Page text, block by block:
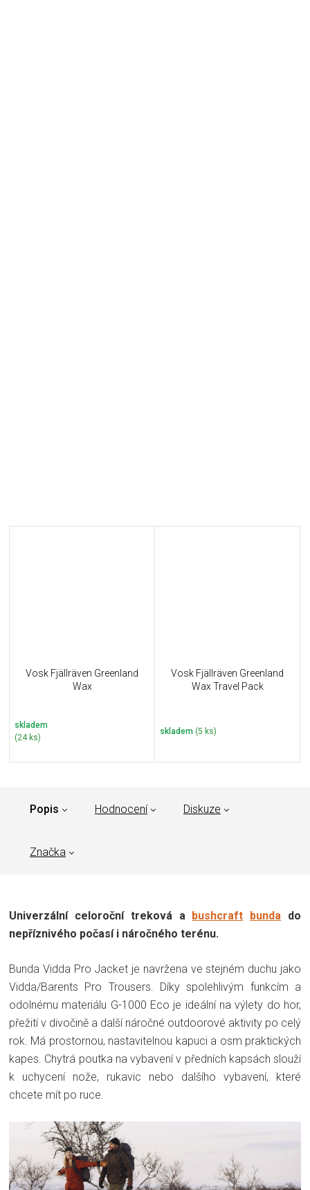
Vosk Fjällräven Greenland
Wax
skladem
(24 ks)
Vosk Fjällräven Greenland
Wax Travel Pack
skladem (5 ks)
Popis Hodnocení Diskuze
Značka
Univerzální celoroční treková a bushcraft bunda do
nepříznivého počasí i náročného terénu.
Bunda Vidda Pro Jacket je navržena ve stejném duchu jako
Vidda/Barents Pro Trousers. Díky spolehlivým funkcím a
odolnému materiálu G-1000 Eco je ideální na výlety do hor,
přežití v divočině a další náročné outdoorové aktivity po celý
rok. Má prostornou, nastavitelnou kapuci a osm praktických
kapes. Chytrá poutka na vybavení v předních kapsách slouží
k uchycení nože, rukavic nebo dalšího vybavení, které
chcete mít po ruce.